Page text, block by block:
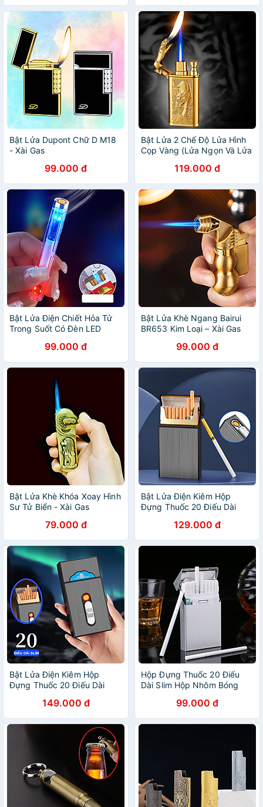
Bật Lửa Dupont Chữ D M18
- Xài Gas
99.000 đ
Bật Lửa 2 Chế Độ Lửa Hình
Cọp Vàng (Lửa Ngọn Và Lửa
119.000 đ
Bật Lửa Điện Chiết Hỏa Tử
Trong Suốt Có Đèn LED
99.000 đ
Bật Lửa Khè Ngang Bairui
BR653 Kim Loại – Xài Gas
99.000 đ
Bật Lửa Khè Khóa Xoay Hình
Sư Tử Biển - Xài Gas
79.000 đ
Bật Lửa Điện Kiêm Hộp
Đựng Thuốc 20 Điếu Dài
129.000 đ
Bật Lửa Điện Kiêm Hộp
Đựng Thuốc 20 Điếu Dài
149.000 đ
Hộp Đựng Thuốc 20 Điếu
Dài Slim Hộp Nhôm Bóng
99.000 đ